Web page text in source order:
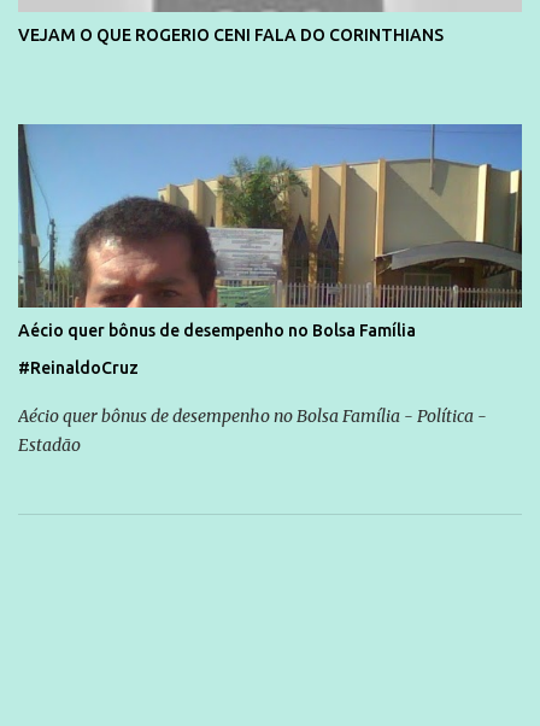
VEJAM O QUE ROGERIO CENI FALA DO CORINTHIANS
Aécio quer bônus de desempenho no Bolsa Família
#ReinaldoCruz
Aécio quer bônus de desempenho no Bolsa Família - Política -
Estadão